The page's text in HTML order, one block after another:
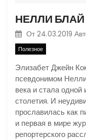
От 24.03.2019
Полезное
Элизабет Джейн
псевдонимом
века и стала
столетия. И
прославилась как
и первая в мире
репортерского